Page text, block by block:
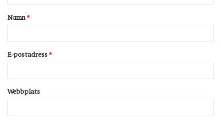
t
a
Namn*
E-postadress*
Webbplats